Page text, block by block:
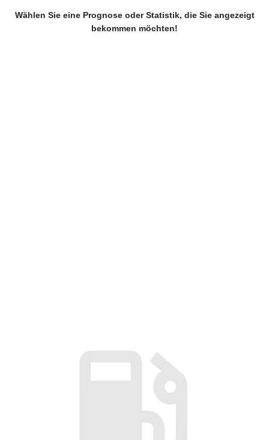
Wählen Sie eine Prognose oder Statistik, die Sie angezeigt
bekommen möchten!